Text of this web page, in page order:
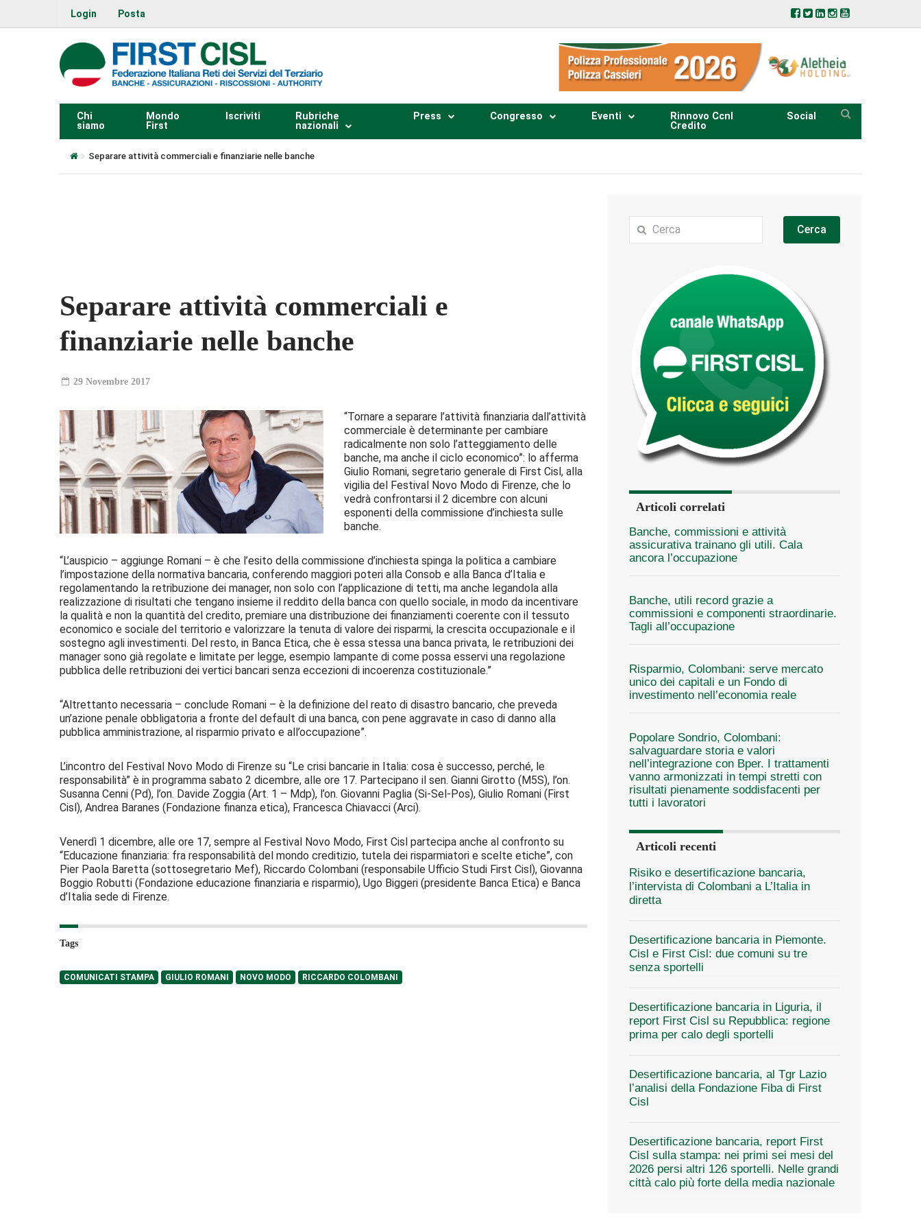
Login Posta
Chi
siamo
Mondo
First
Iscriviti
Rubriche
nazionali
Press Congresso Eventi
Rinnovo Ccnl
Credito
Social
Separare attività commerciali e finanziarie nelle banche
Separare attività commerciali e
finanziarie nelle banche
29 Novembre 2017
“Tornare a separare l’attività finanziaria dall’attività
commerciale è determinante per cambiare
radicalmente non solo l’atteggiamento delle
banche, ma anche il ciclo economico”: lo afferma
Giulio Romani, segretario generale di First Cisl, alla
vigilia del Festival Novo Modo di Firenze, che lo
vedrà confrontarsi il 2 dicembre con alcuni
esponenti della commissione d’inchiesta sulle
banche.
“L’auspicio – aggiunge Romani – è che l’esito della commissione d’inchiesta spinga la politica a cambiare
l’impostazione della normativa bancaria, conferendo maggiori poteri alla Consob e alla Banca d’Italia e
regolamentando la retribuzione dei manager, non solo con l’applicazione di tetti, ma anche legandola alla
realizzazione di risultati che tengano insieme il reddito della banca con quello sociale, in modo da incentivare
la qualità e non la quantità del credito, premiare una distribuzione dei finanziamenti coerente con il tessuto
economico e sociale del territorio e valorizzare la tenuta di valore dei risparmi, la crescita occupazionale e il
sostegno agli investimenti. Del resto, in Banca Etica, che è essa stessa una banca privata, le retribuzioni dei
manager sono già regolate e limitate per legge, esempio lampante di come possa esservi una regolazione
pubblica delle retribuzioni dei vertici bancari senza eccezioni di incoerenza costituzionale.”
“Altrettanto necessaria – conclude Romani – è la definizione del reato di disastro bancario, che preveda
un’azione penale obbligatoria a fronte del default di una banca, con pene aggravate in caso di danno alla
pubblica amministrazione, al risparmio privato e all’occupazione”.
L’incontro del Festival Novo Modo di Firenze su “Le crisi bancarie in Italia: cosa è successo, perché, le
responsabilità” è in programma sabato 2 dicembre, alle ore 17. Partecipano il sen. Gianni Girotto (M5S), l’on.
Susanna Cenni (Pd), l’on. Davide Zoggia (Art. 1 – Mdp), l’on. Giovanni Paglia (Si-Sel-Pos), Giulio Romani (First
Cisl), Andrea Baranes (Fondazione finanza etica), Francesca Chiavacci (Arci).
Venerdì 1 dicembre, alle ore 17, sempre al Festival Novo Modo, First Cisl partecipa anche al confronto su
“Educazione finanziaria: fra responsabilità del mondo creditizio, tutela dei risparmiatori e scelte etiche”, con
Pier Paola Baretta (sottosegretario Mef), Riccardo Colombani (responsabile Ufficio Studi First Cisl), Giovanna
Boggio Robutti (Fondazione educazione finanziaria e risparmio), Ugo Biggeri (presidente Banca Etica) e Banca
d’Italia sede di Firenze.
Tags
COMUNICATI STAMPA GIULIO ROMANI NOVO MODO RICCARDO COLOMBANI
Cerca
Articoli correlati
Banche, commissioni e attività
assicurativa trainano gli utili. Cala
ancora l’occupazione
Banche, utili record grazie a
commissioni e componenti straordinarie.
Tagli all’occupazione
Risparmio, Colombani: serve mercato
unico dei capitali e un Fondo di
investimento nell’economia reale
Popolare Sondrio, Colombani:
salvaguardare storia e valori
nell’integrazione con Bper. I trattamenti
vanno armonizzati in tempi stretti con
risultati pienamente soddisfacenti per
tutti i lavoratori
Articoli recenti
Risiko e desertificazione bancaria,
l’intervista di Colombani a L’Italia in
diretta
Desertificazione bancaria in Piemonte.
Cisl e First Cisl: due comuni su tre
senza sportelli
Desertificazione bancaria in Liguria, il
report First Cisl su Repubblica: regione
prima per calo degli sportelli
Desertificazione bancaria, al Tgr Lazio
l’analisi della Fondazione Fiba di First
Cisl
Desertificazione bancaria, report First
Cisl sulla stampa: nei primi sei mesi del
2026 persi altri 126 sportelli. Nelle grandi
città calo più forte della media nazionale